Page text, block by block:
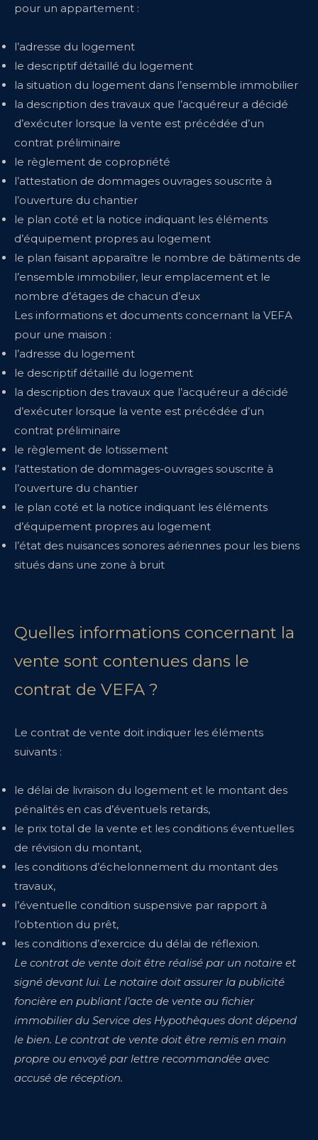
pour un appartement :
l’adresse du logement
le descriptif détaillé du logement
la situation du logement dans l’ensemble immobilier
la description des travaux que l’acquéreur a décidé
d’exécuter lorsque la vente est précédée d’un
contrat préliminaire
le règlement de copropriété
l’attestation de dommages ouvrages souscrite à
l’ouverture du chantier
le plan coté et la notice indiquant les éléments
d’équipement propres au logement
le plan faisant apparaître le nombre de bâtiments de
l’ensemble immobilier, leur emplacement et le
nombre d’étages de chacun d’eux
Les informations et documents concernant la VEFA
pour une maison :
l’adresse du logement
le descriptif détaillé du logement
la description des travaux que l’acquéreur a décidé
d’exécuter lorsque la vente est précédée d’un
contrat préliminaire
le règlement de lotissement
l’attestation de dommages-ouvrages souscrite à
l’ouverture du chantier
le plan coté et la notice indiquant les éléments
d’équipement propres au logement
l’état des nuisances sonores aériennes pour les biens
situés dans une zone à bruit
Quelles informations concernant la
vente sont contenues dans le
contrat de VEFA ?
Le contrat de vente doit indiquer les éléments
suivants :
le délai de livraison du logement et le montant des
pénalités en cas d’éventuels retards,
le prix total de la vente et les conditions éventuelles
de révision du montant,
les conditions d’échelonnement du montant des
travaux,
l’éventuelle condition suspensive par rapport à
l’obtention du prêt,
les conditions d’exercice du délai de réflexion.
Le contrat de vente doit être réalisé par un notaire et
signé devant lui. Le notaire doit assurer la publicité
foncière en publiant l’acte de vente au fichier
immobilier du Service des Hypothèques dont dépend
le bien. Le contrat de vente doit être remis en main
propre ou envoyé par lettre recommandée avec
accusé de réception.